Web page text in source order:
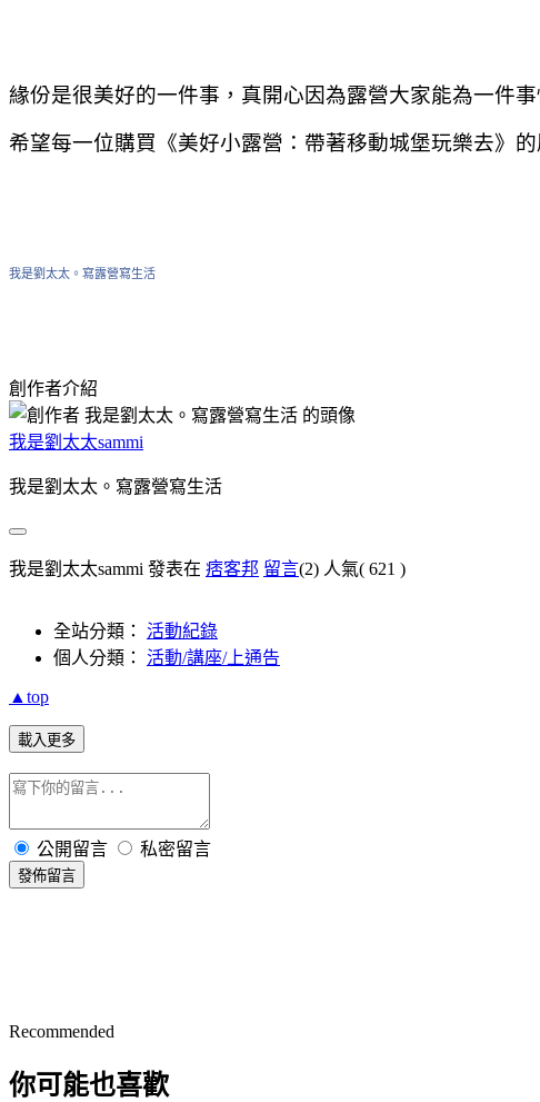
緣份是很美好的一件事，真開心因為露營大家能為一件
希望每一位購買 《美好小露營：帶著移動城堡玩樂去》
我是劉太太。寫露營寫生活
創作者介紹
我是劉太太sammi
我是劉太太。寫露營寫生活
我是劉太太sammi 發表在 痞客邦 留言(2) 人氣( 621 )
全站分類： 活動紀錄
個人分類： 活動/講座/上通告
▲top
載入更多
公開留言 私密留言
發佈留言
Recommended
你可能也喜歡